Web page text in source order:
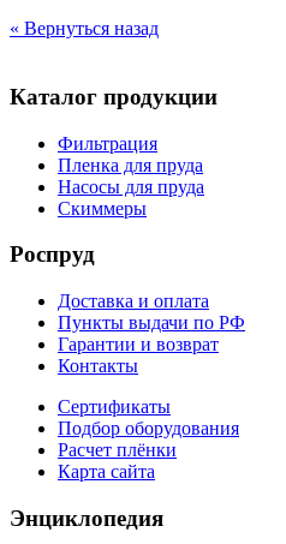
« Вернуться назад
Каталог продукции
Фильтрация
Пленка для пруда
Насосы для пруда
Скиммеры
Роспруд
Доставка и оплата
Пункты выдачи по РФ
Гарантии и возврат
Контакты
Сертификаты
Подбор оборудования
Расчет плёнки
Карта сайта
Энциклопедия